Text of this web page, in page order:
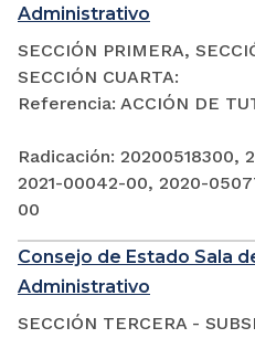
Administrativo
SECCIÓN PRIMERA,
SECCIÓN CUARTA:
Referencia: ACCIÓN DE
Radicación: 20200518300,
2021-00042-00, 2020-
00
Consejo de Estado Sala
Administrativo
SECCIÓN TERCERA -